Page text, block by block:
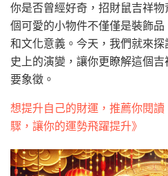
你是否曾經好奇，招財鼠吉祥
個可愛的小物件不僅僅是裝飾
和文化意義。今天，我們就來
史上的演變，讓你更瞭解這個
要象徵。
想提升自己的財運，推薦你閱
驟，讓你的運勢飛躍提升》